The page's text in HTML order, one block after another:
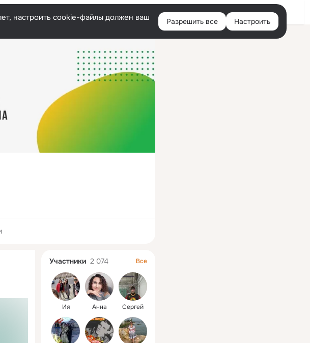
Войти
настроить cookie-файлы должен ваш
Разрешить все Настроить
колонка
Участники 2 074 Все
Ия Анна Сергей